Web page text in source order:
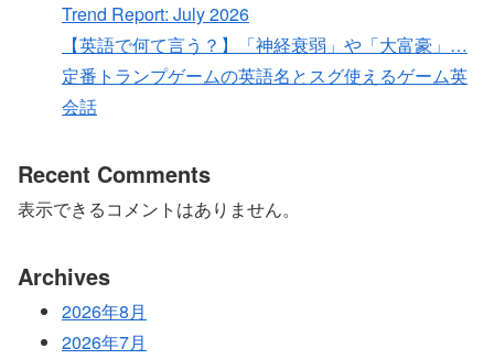
Trend Report: July 2026
【英語で何て言う？】「神経衰弱」や「大富豪」…
定番トランプゲームの英語名とスグ使えるゲーム英
会話
Recent Comments
表示できるコメントはありません。
Archives
2026年8月
2026年7月